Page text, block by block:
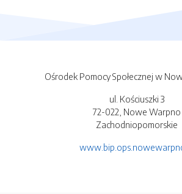
Ośrodek Pomocy Społecznej w
ul. Kościuszki 3
72-022, Nowe Warpno
Zachodniopomorskie